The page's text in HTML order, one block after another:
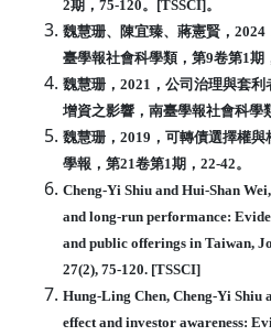
2期，75-120。[TSSCI]。
魏慧珊、陳宜臻、蔣憲賢，
臺學報社會科學類，第9卷第1期
魏慧珊，2021，公司治理與套
增資之影響，南臺學報社會科學
魏慧珊，2019，可轉債選擇權
學報，第21卷第1期 ，22-42。
Cheng-Yi Shiu and Hui-Shan
and long-run performance:
and public offerings in Taiwan,
27(2), 75-120. [TSSCI]
Hung-Ling Chen, Cheng-Yi Shiu
effect and investor awareness: